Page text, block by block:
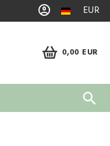
EUR
0,00 EUR